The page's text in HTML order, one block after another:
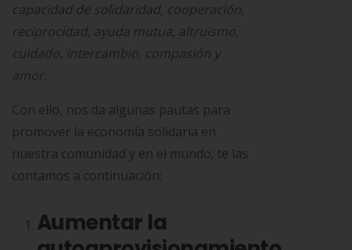
capacidad de solidaridad, cooperación,
reciprocidad, ayuda mutua, altruismo,
cuidado, intercambio, compasión y
amor.
Con ello, nos da algunas pautas para
promover la economía solidaria en
nuestra comunidad y en el mundo; te las
contamos a continuación:
Aumentar la